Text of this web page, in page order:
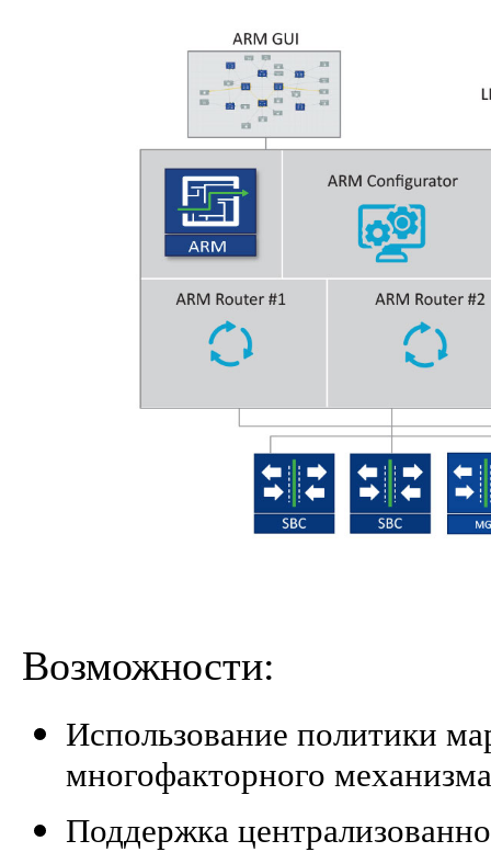
Возможности:
Использование политики
многофакторного механизма
Поддержка